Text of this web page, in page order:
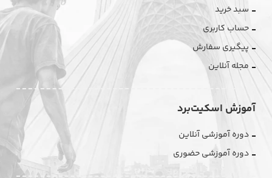
سبد خرید
حساب کاربری
پیگیری سفارش
مجله آنلاین
آموزش اسکیت‌برد
دوره آموزشی آنلاین
دوره آموزشی حضوری